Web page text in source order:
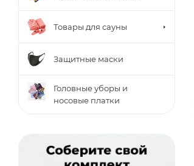
Товары для сауны
Защитные маски
Головные уборы и
носовые платки